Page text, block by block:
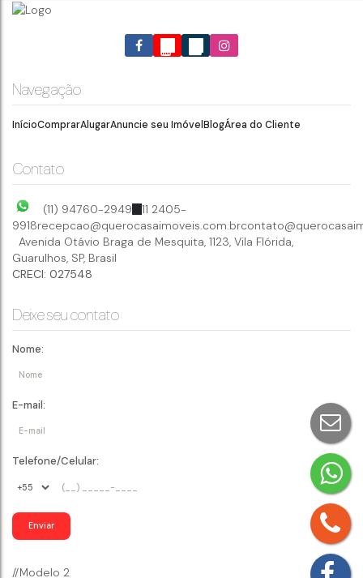
Apartamento para Venda em Guarulhos
2 1
Navegação
InícioComprarAlugarAnuncie seu ImóvelBlogÁrea do Cliente
Contato
(11) 94760-2949
11 2405-
9918recepcao@querocasaimoveis.com.br
Avenida Otávio Braga de Mesquita, 1123, Vila Flórida,
Guarulhos, SP, Brasil
CRECI: 027548
Deixe seu contato
Nome:
E-mail:
Telefone/Celular:
//Modelo 2